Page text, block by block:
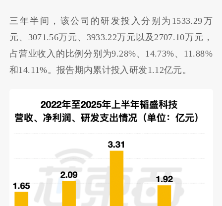
三年半间，该公司的研发投入分别为1533.29万
元、3071.56万元、3933.22万元以及2707.10万元，
占营业收入的比例分别为9.28%、14.73%、11.88%
和14.11%。报告期内累计投入研发1.12亿元。